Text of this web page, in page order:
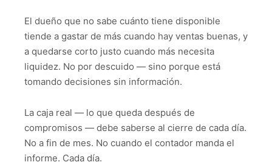
El dueño que no sabe cuánto tiene disponible
tiende a gastar de más cuando hay ventas buenas, y
a quedarse corto justo cuando más necesita
liquidez. No por descuido — sino porque está
tomando decisiones sin información.
La caja real — lo que queda después de
compromisos — debe saberse al cierre de cada día.
No a fin de mes. No cuando el contador manda el
informe. Cada día.